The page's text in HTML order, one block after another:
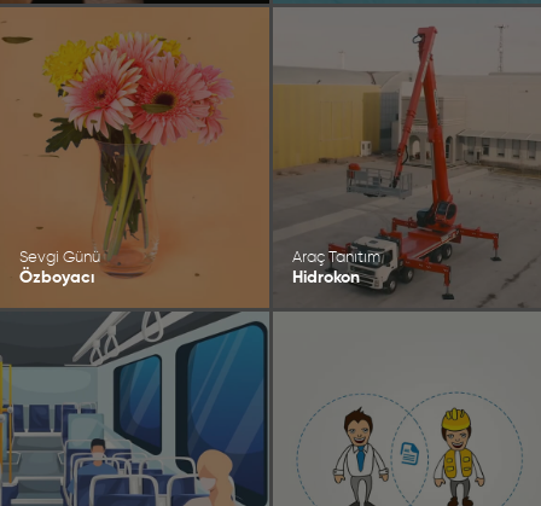
Sevgi Günü
Özboyacı
Araç Tanıtım
Hidrokon